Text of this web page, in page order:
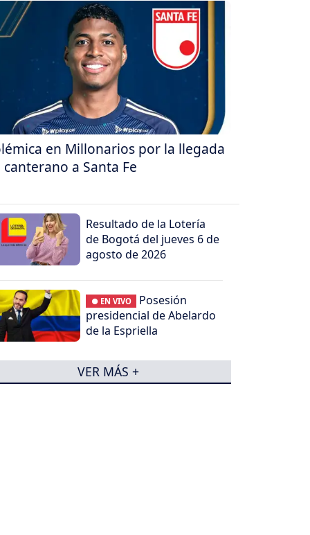
en Millonarios por la llegada
canterano a Santa Fe
Resultado de la Lotería
de Bogotá del jueves 6 de
agosto de 2026
● EN VIVO
Posesión
presidencial de Abelardo
de la Espriella
VER MÁS +